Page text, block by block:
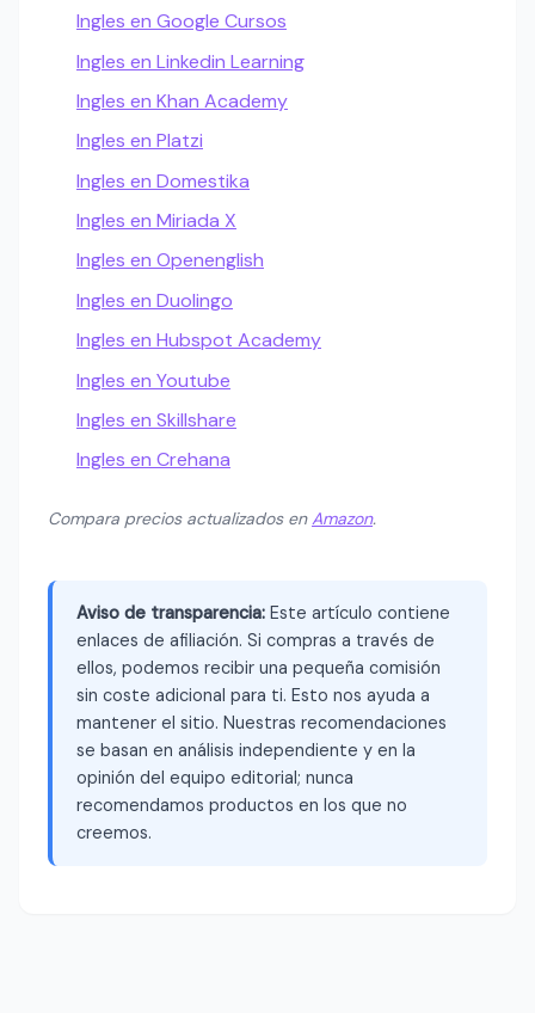
Ingles en Google Cursos
Ingles en Linkedin Learning
Ingles en Khan Academy
Ingles en Platzi
Ingles en Domestika
Ingles en Miriada X
Ingles en Openenglish
Ingles en Duolingo
Ingles en Hubspot Academy
Ingles en Youtube
Ingles en Skillshare
Ingles en Crehana
Compara precios actualizados enAmazon.
Aviso de transparencia: Este artículo contiene
enlaces de afiliación. Si compras a través de
ellos, podemos recibir una pequeña comisión
sin coste adicional para ti. Esto nos ayuda a
mantener el sitio. Nuestras recomendaciones
se basan en análisis independiente y en la
opinión del equipo editorial; nunca
recomendamos productos en los que no
creemos.